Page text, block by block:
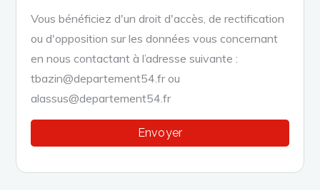
Vous bénéficiez d'un droit d'accès, de rectification
ou d'opposition sur les données vous concernant
en nous contactant à l’adresse suivante :
tbazin@departement54.fr ou
alassus@departement54.fr